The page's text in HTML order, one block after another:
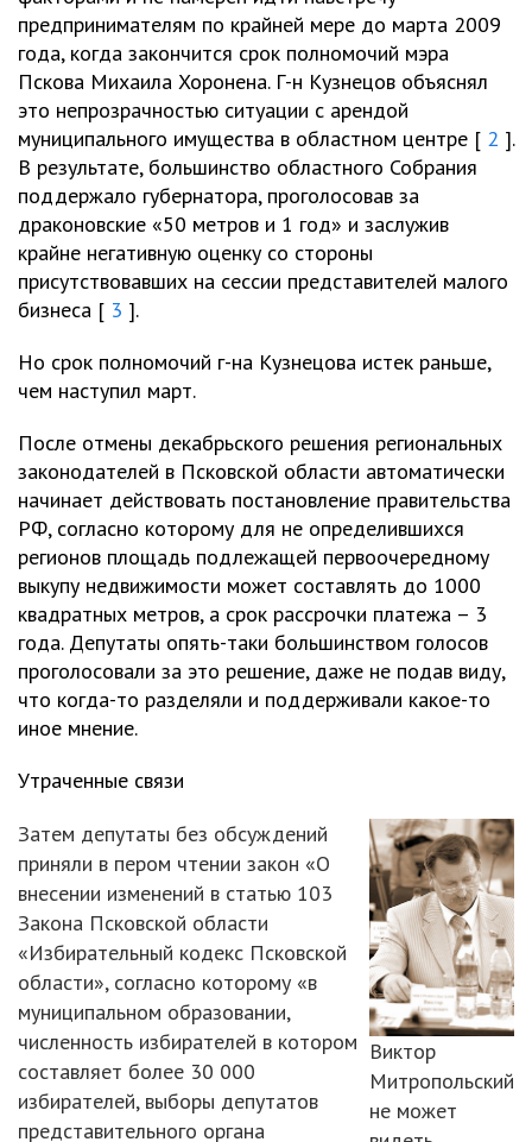
предпринимателям по крайней мере до марта 2009
года, когда закончится срок полномочий мэра
Пскова Михаила Хоронена. Г-н Кузнецов объяснял
это непрозрачностью ситуации с арендой
муниципального имущества в областном центре [ 2 ].
В результате, большинство областного Собрания
поддержало губернатора, проголосовав за
драконовские «50 метров и 1 год» и заслужив
крайне негативную оценку со стороны
присутствовавших на сессии представителей малого
бизнеса [ 3 ].
Но срок полномочий г-на Кузнецова истек раньше,
чем наступил март.
После отмены декабрьского решения региональных
законодателей в Псковской области автоматически
начинает действовать постановление правительства
РФ, согласно которому для не определившихся
регионов площадь подлежащей первоочередному
выкупу недвижимости может составлять до 1000
квадратных метров, а срок рассрочки платежа – 3
года. Депутаты опять-таки большинством голосов
проголосовали за это решение, даже не подав виду,
что когда-то разделяли и поддерживали какое-то
иное мнение.
Утраченные связи
Виктор
Митропольский
не может
Затем депутаты без обсуждений
приняли в пером чтении закон «О
внесении изменений в статью 103
Закона Псковской области
«Избирательный кодекс Псковской
области», согласно которому «в
муниципальном образовании,
численность избирателей в котором
составляет более 30 000
избирателей, выборы депутатов
представительного органа